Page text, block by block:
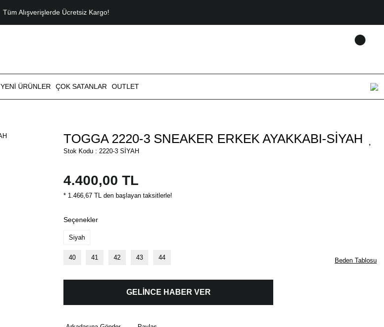
Tüm Alışverişlerde Ücretsiz Kargo!
YENİ ÜRÜNLER ÇOK SATANLAR OUTLET
TOGGA 2220-3 SNEAKER ERKEK AYAKKABI-SİYAH
Stok Kodu : 2220-3 SİYAH
4.400,00 TL
* 1.466,67 TL den başlayan taksitlerle!
Seçenekler
Siyah
40 41 42 43 44 Beden Tablosu
GELİNCE HABER VER